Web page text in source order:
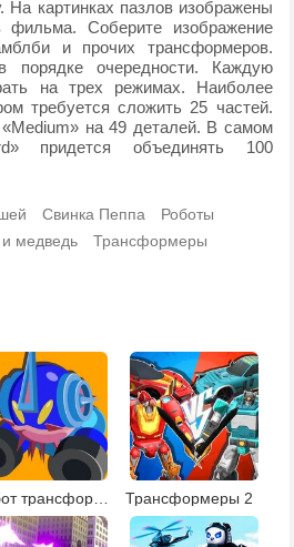
На картинках пазлов изображены
Соберите изображение
и прочих трансформеров.
порядке очередности. Каждую
на трех режимах. Наиболее
требуется сложить 25 частей.
на 49 деталей. В самом
придется объединять 100
Свинка Пеппа
Роботы
медведь
Трансформеры
Робот трансформер Трансформеры 2